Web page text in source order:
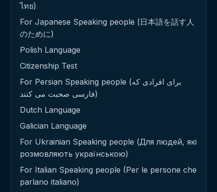
ไทย)
For Japanese Speaking people (日本語を話す人
のために)
Polish Language
Citizenship Test
For Persian Speaking people (برای افرادی که
فارسی صحبت می کنند)
Dutch Language
Galician Language
For Ukrainian Speaking people (Для людей, які
розмовляють українською)
For Italian Speaking people (Per le persone che
parlano italiano)